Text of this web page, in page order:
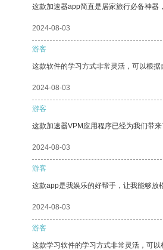
这款加速器app简直是居家旅行必备神器
2024-08-03
游客
这款软件的学习方式非常灵活，可以根据
2024-08-03
游客
这款加速器VPM应用程序已经为我们带
2024-08-03
游客
这款app是我娱乐的好帮手，让我能够放
2024-08-03
游客
这款学习软件的学习方式非常灵活，可